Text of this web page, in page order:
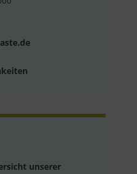
unserer